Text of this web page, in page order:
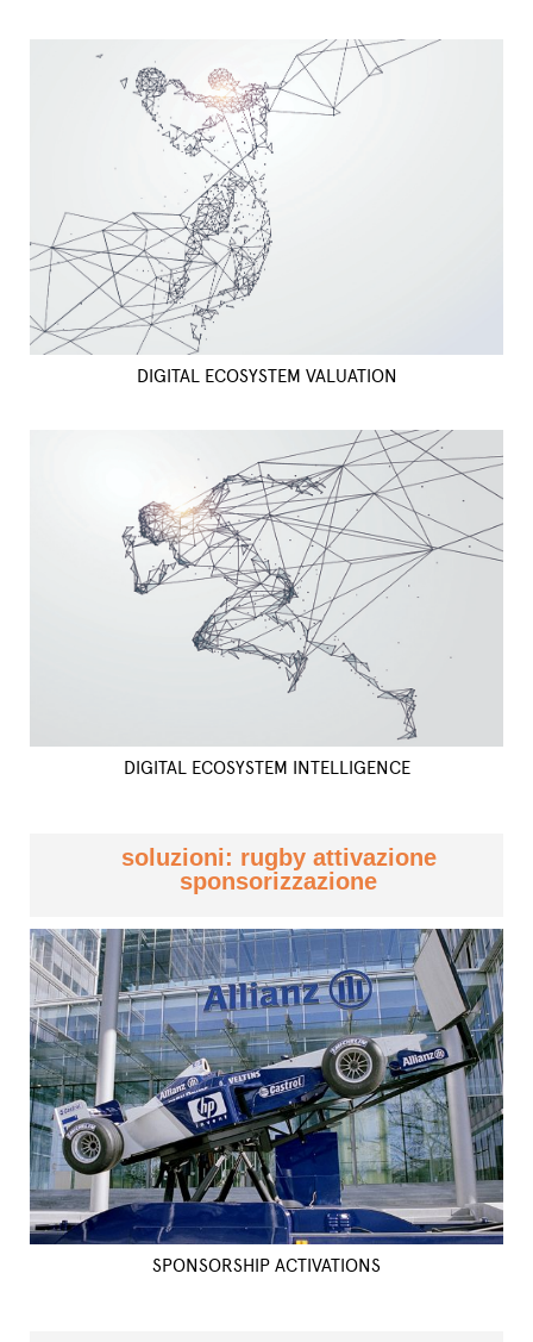
DIGITAL ECOSYSTEM VALUATION
DIGITAL ECOSYSTEM INTELLIGENCE
soluzioni: rugby attivazione
sponsorizzazione
SPONSORSHIP ACTIVATIONS